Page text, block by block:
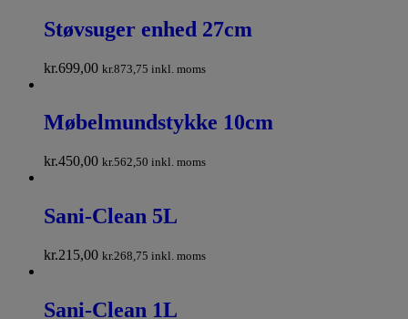
Støvsuger enhed 27cm
kr.699,00 kr.873,75 inkl. moms
Møbelmundstykke 10cm
kr.450,00 kr.562,50 inkl. moms
Sani-Clean 5L
kr.215,00 kr.268,75 inkl. moms
Sani-Clean 1L